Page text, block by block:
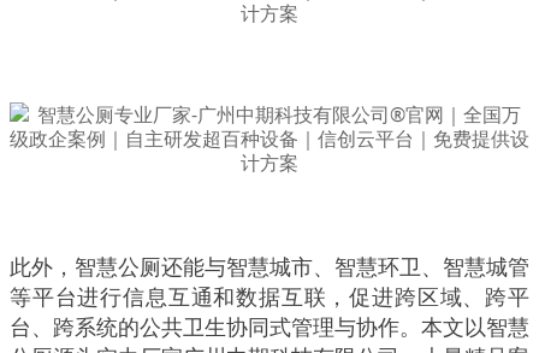
此外，智慧公厕还能与智慧城市、智慧环卫、智慧城管
等平台进行信息互通和数据互联，促进跨区域、跨平
台、跨系统的公共卫生协同式管理与协作。本文以智慧